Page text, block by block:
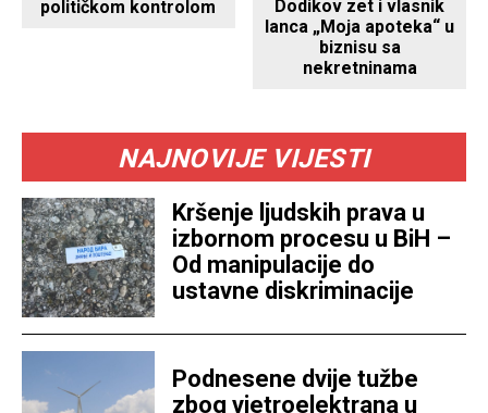
političkom kontrolom
Dodikov zet i vlasnik
lanca „Moja apoteka“ u
biznisu sa
nekretninama
NAJNOVIJE VIJESTI
Kršenje ljudskih prava u
izbornom procesu u BiH –
Od manipulacije do
ustavne diskriminacije
Podnesene dvije tužbe
zbog vjetroelektrana u